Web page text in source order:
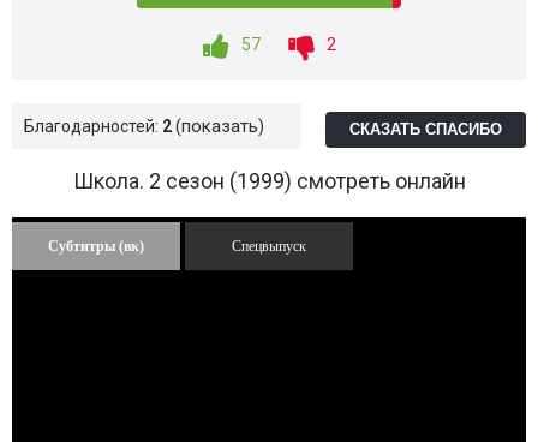
57 2
Благодарностей: 2 показать СКАЗАТЬ СПАСИБО
Школа. 2 сезон (1999) смотреть онлайн
Субтитры (вк) Спецвыпуск